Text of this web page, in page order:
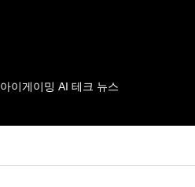
아이게이밍 AI 테크 뉴스